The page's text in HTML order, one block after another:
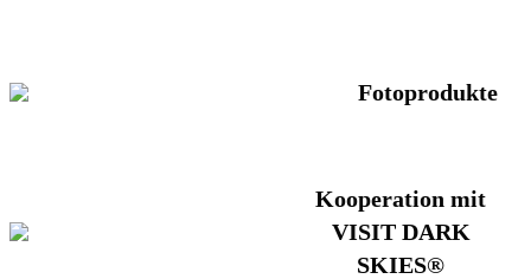
Fotoprodukte
Kooperation mit
VISIT DARK
SKIES®